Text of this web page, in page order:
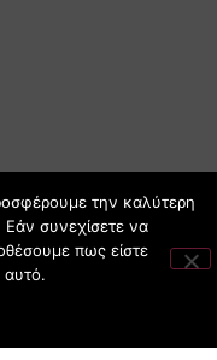
την καλύτερη
Εάν συνεχίσετε να
πως είστε
αυτό.